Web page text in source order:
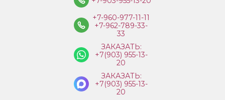
+7-960-977-11-11
+7-962-789-33-
33
ЗАКАЗАТЬ:
+7(903) 955-13-
20
ЗАКАЗАТЬ:
+7(903) 955-13-
20